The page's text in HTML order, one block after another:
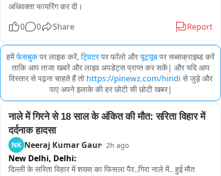
अधिवक्ता फायरिंग कर दी।
0 0 Share Report
हमेंफेसबुकपर लाइक करें, ट्विटरपर फॉलो औरयूट्यूबपर सब्सक्राइब्ड करें
ताकि आप ताजा खबरें और लाइव अपडेट्स प्राप्त कर सकें| और यदि आप
विस्तार से पढ़ना चाहते हैं तो https://pinewz.com/hindi से जुड़े और
पाए अपने इलाके की हर छोटी सी छोटी खबर|
नाले में गिरने से 18 साल के अंकित की मौत: सरिता विहार में
दर्दनाक हादसा
NK Neeraj Kumar Gaur 2h ago
New Delhi, Delhi:
दिल्ली के सरिता विहार में शख्स का फिसला पैर..गिरा नाले में.. हुई मौत